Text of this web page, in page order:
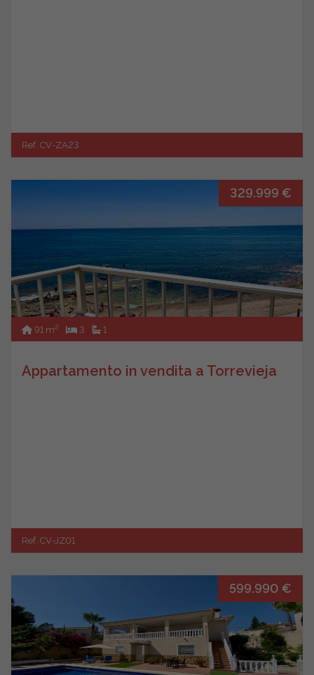
Ref. CV-ZA23
329.999 €
91 m2 3 1
Appartamento in vendita a Torrevieja
Ref. CV-JZ01
599.990 €